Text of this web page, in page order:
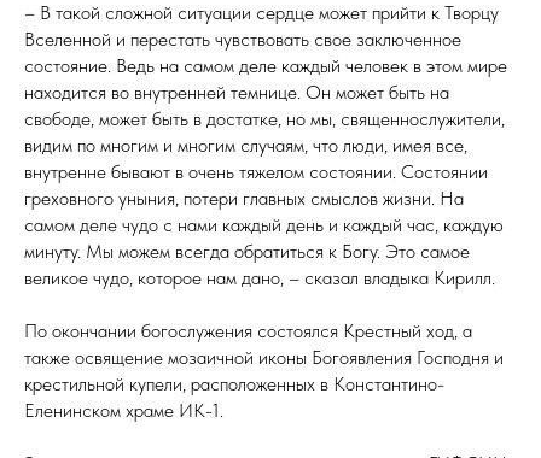
– В такой сложной ситуации сердце может прийти к Творцу
Вселенной и перестать чувствовать свое заключенное
состояние. Ведь на самом деле каждый человек в этом мире
находится во внутренней темнице. Он может быть на
свободе, может быть в достатке, но мы, священнослужители,
видим по многим и многим случаям, что люди, имея все,
внутренне бывают в очень тяжелом состоянии. Состоянии
греховного уныния, потери главных смыслов жизни. На
самом деле чудо с нами каждый день и каждый час, каждую
минуту. Мы можем всегда обратиться к Богу. Это самое
великое чудо, которое нам дано, – сказал владыка Кирилл.
По окончании богослужения состоялся Крестный ход, а
также освящение мозаичной иконы Богоявления Господня и
крестильной купели, расположенных в Константино-
Еленинском храме ИК-1.